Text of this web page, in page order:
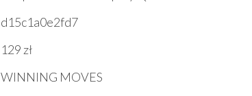
d15c1a0e2fd7
129 zł
WINNING MOVES